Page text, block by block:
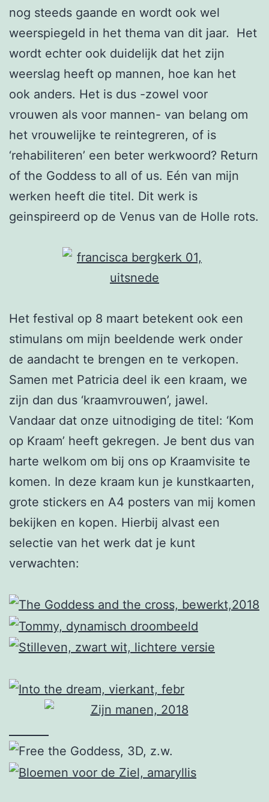
nog steeds gaande en wordt ook wel
weerspiegeld in het thema van dit jaar. Het
wordt echter ook duidelijk dat het zijn
weerslag heeft op mannen, hoe kan het
ook anders. Het is dus -zowel voor
vrouwen als voor mannen- van belang om
het vrouwelijke te reintegreren, of is
‘rehabiliteren’ een beter werkwoord? Return
of the Goddess to all of us. Eén van mijn
werken heeft die titel. Dit werk is
geinspireerd op de Venus van de Holle rots.
Het festival op 8 maart betekent ook een
stimulans om mijn beeldende werk onder
de aandacht te brengen en te verkopen.
Samen met Patricia deel ik een kraam, we
zijn dan dus ‘kraamvrouwen’, jawel.
Vandaar dat onze uitnodiging de titel: ‘Kom
op Kraam’ heeft gekregen. Je bent dus van
harte welkom om bij ons op Kraamvisite te
komen. In deze kraam kun je kunstkaarten,
grote stickers en A4 posters van mij komen
bekijken en kopen. Hierbij alvast een
selectie van het werk dat je kunt
verwachten: